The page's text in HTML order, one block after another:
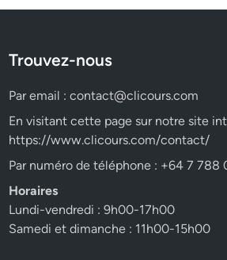
Trouvez-nous
Par email :contact@clicours.com
En visitant cette page sur notre site
https://www.clicours.com/contact/
Par numéro de téléphone : +64 7 788
Horaires
Lundi-vendredi : 9h00-17h00
Samedi et dimanche : 11h00-15h00